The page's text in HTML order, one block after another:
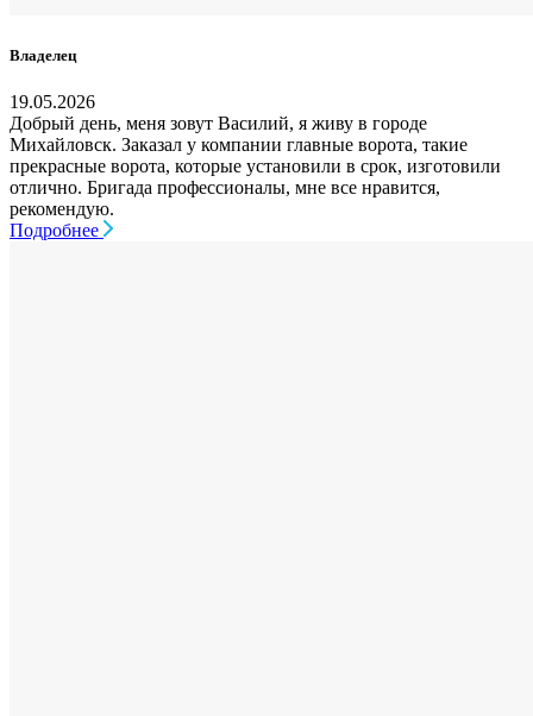
Владелец
19.05.2026
Добрый день, меня зовут Василий, я живу в городе
Михайловск. Заказал у компании главные ворота, такие
прекрасные ворота, которые установили в срок, изготовили
отлично. Бригада профессионалы, мне все нравится,
рекомендую.
Подробнее